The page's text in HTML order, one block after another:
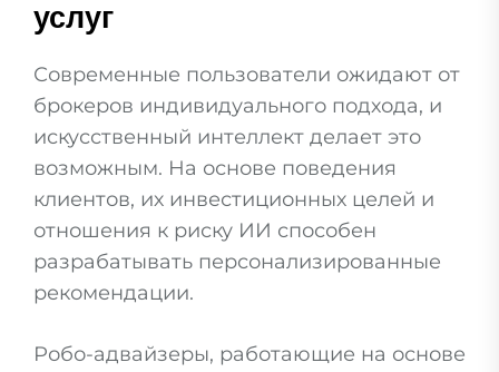
услуг
Современные пользователи ожидают от
брокеров индивидуального подхода, и
искусственный интеллект делает это
возможным. На основе поведения
клиентов, их инвестиционных целей и
отношения к риску ИИ способен
разрабатывать персонализированные
рекомендации.
Робо-адвайзеры, работающие на основе